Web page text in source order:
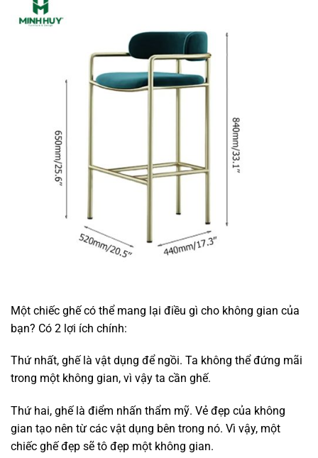
Một chiếc ghế có thể mang lại điều gì cho không gian của
bạn? Có 2 lợi ích chính:
Thứ nhất, ghế là vật dụng để ngồi. Ta không thể đứng mãi
trong một không gian, vì vậy ta cần ghế.
Thứ hai, ghế là điểm nhấn thẩm mỹ. Vẻ đẹp của không
gian tạo nên từ các vật dụng bên trong nó. Vì vậy, một
chiếc ghế đẹp sẽ tô đẹp một không gian.